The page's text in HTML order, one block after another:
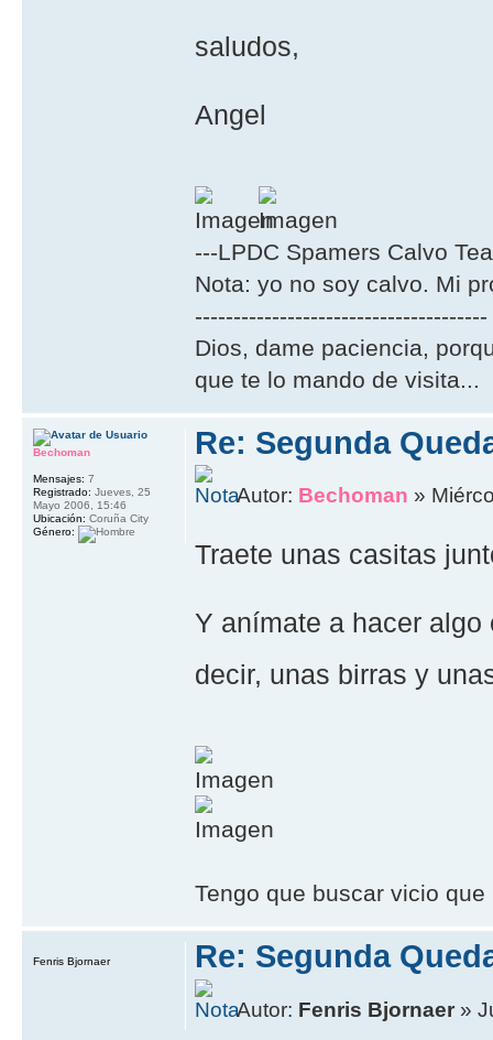
saludos,
Angel
---LPDC Spamers Calvo
Nota: yo no soy calvo. Mi
--------------------------------------
Dios, dame paciencia,
que te lo mando de visita...
Re: Segunda
Autor: Bechoman »
Traete unas casitas
Y anímate a hacer
decir, unas birras y
Tengo que buscar vicio
Bechoman
Mensajes: 7
Registrado: Jueves, 25
Mayo 2006, 15:46
Ubicación: Coruña City
Género:
Re: Segunda
Autor: Fenris Bjornaer »
Fenris Bjornaer